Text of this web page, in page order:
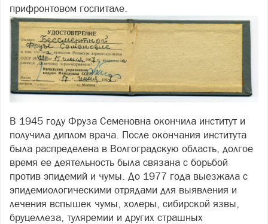
прифронтовом госпитале.
В 1945 году Фруза Семеновна окончила институт и
получила диплом врача. После окончания института
была распределена в Волгоградскую область, долгое
время ее деятельность была связана с борьбой
против эпидемий и чумы. До 1977 года выезжала с
эпидемиологическими отрядами для выявления и
лечения вспышек чумы, холеры, сибирской язвы,
бруцеллеза, туляремии и других страшных